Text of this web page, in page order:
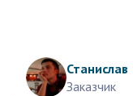
Станислав
Заказчик